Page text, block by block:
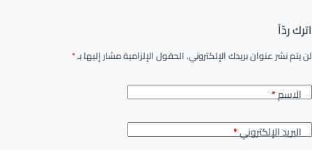
اترك ردّاً
لن يتم نشر عنوان بريدك الإلكتروني.الحقول الإلزامية مشار إليها بـ*
الاسم*
البريد الإلكتروني*